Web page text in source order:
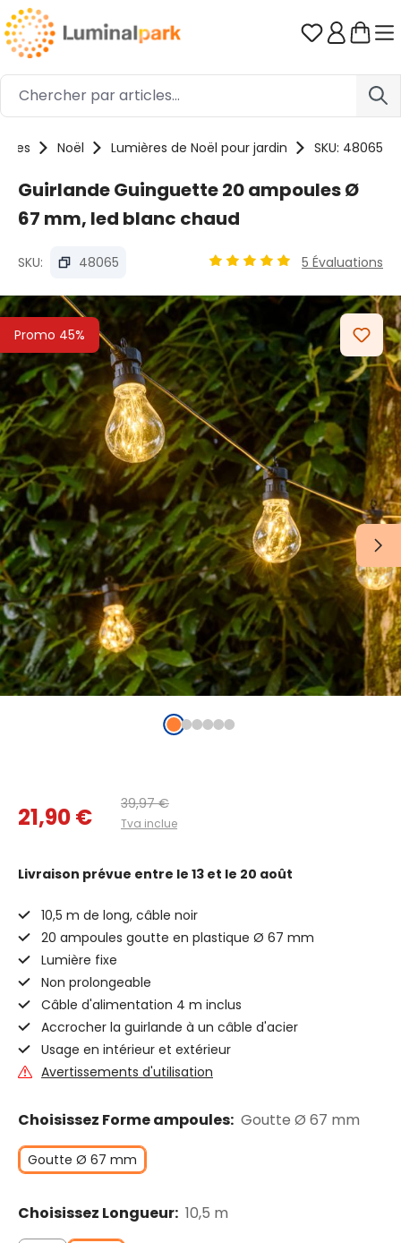
Passer au contenu principal Vous avez
Noël Lumières de Noël pour jardin SKU: 48065
Guirlande Guinguette 20 ampoules Ø
67 mm, led blanc chaud
SKU: 48065 5 Évaluations
Promo 45%
Ignorer la galerie d'images
21,90 € 39,97 €
Tva inclue
Livraison prévue entre le 13 et le 20 août
10,5 m de long, câble noir
20 ampoules goutte en plastique Ø 67 mm
Lumière fixe
Non prolongeable
Câble d'alimentation 4 m inclus
Accrocher la guirlande à un câble d'acier
Usage en intérieur et extérieur
Avertissements d'utilisation
Choisissez Forme ampoules: Goutte Ø 67 mm
Goutte Ø 67 mm
Choisissez Longueur: 10,5 m